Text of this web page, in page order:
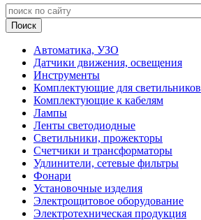
Автоматика, УЗО
Датчики движения, освещения
Инструменты
Комплектующие для светильников
Комплектующие к кабелям
Лампы
Ленты светодиодные
Светильники, прожекторы
Счетчики и трансформаторы
Удлинители, сетевые фильтры
Фонари
Установочные изделия
Электрощитовое оборудование
Электротехническая продукция